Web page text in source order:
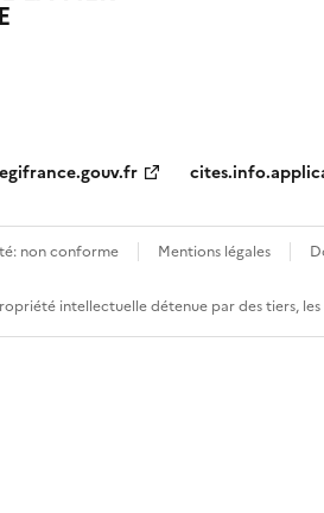
non conforme Mentions légales
intellectuelle détenue par des tiers,